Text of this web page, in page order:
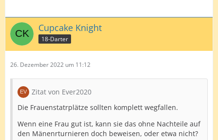
Cupcake Knight
18-Darter
26. Dezember 2022 um 11:12
Zitat von Ever2020
Die Frauenstatrplätze sollten komplett wegfallen.
Wenn eine Frau gut ist, kann sie das ohne Nachteile auf
den Mänenrturnieren doch beweisen, oder etwa nicht?